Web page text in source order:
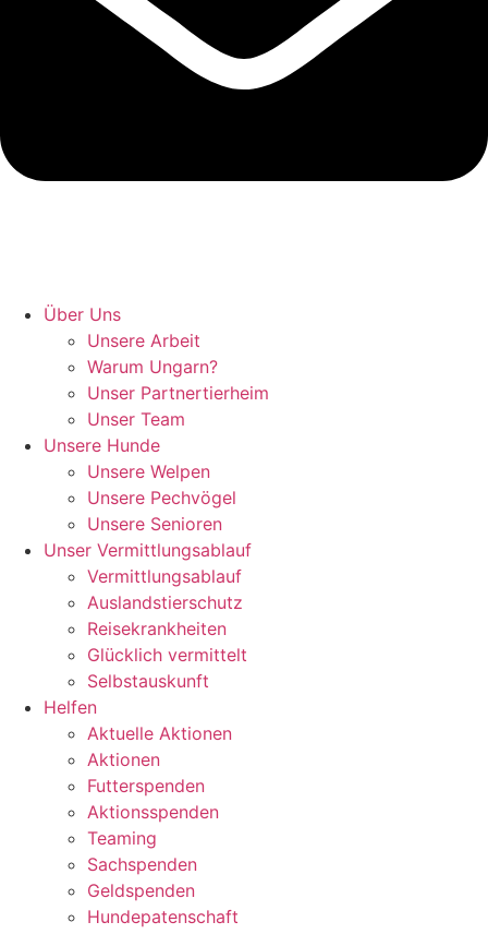
Über Uns
Unsere Arbeit
Warum Ungarn?
Unser Partnertierheim
Unser Team
Unsere Hunde
Unsere Welpen
Unsere Pechvögel
Unsere Senioren
Unser Vermittlungsablauf
Vermittlungsablauf
Auslandstierschutz
Reisekrankheiten
Glücklich vermittelt
Selbstauskunft
Helfen
Aktuelle Aktionen
Aktionen
Futterspenden
Aktionsspenden
Teaming
Sachspenden
Geldspenden
Hundepatenschaft